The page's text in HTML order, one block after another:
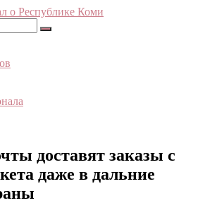
доставят заказы с
даже в дальние